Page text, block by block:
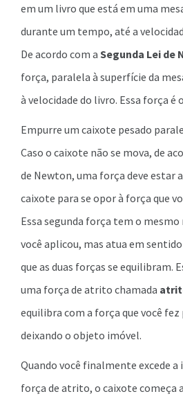
em um livro que está em uma
durante um tempo, até a
De acordo com a Segunda Lei de
força, paralela à superfície da
à velocidade do livro. Essa força é
Empurre um caixote pesado
Caso o caixote não se mova, de
de Newton, uma força deve estar
caixote para se opor à força que
Essa segunda força tem o
você aplicou, mas atua em
que as duas forças se equilibram.
uma força de atrito chamada
equilibra com a força que você
deixando o objeto imóvel.
Quando você finalmente excede
força de atrito, o caixote começa